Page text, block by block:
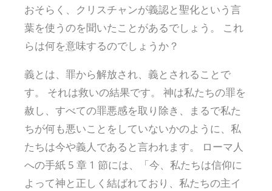
おそらく、クリスチャンが義認と聖化という言
葉を使うのを聞いたことがあるでしょう。 これ
らは何を意味するのでしょうか？
義とは、罪から解放され、義とされることで
す。 それは救いの結果です。 神は私たちの罪を
赦し、すべての罪悪感を取り除き、まるで私た
ちが何も悪いことをしていないかのように、私
たちは今や義人であると言われます。 ローマ人
への手紙 5 章 1 節には、「今、私たちは信仰に
よって神と正しく結ばれており、私たちの主イ